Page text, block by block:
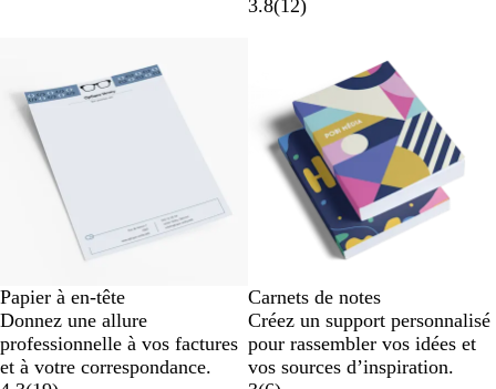
3.8(12)
Papier à en-tête
Donnez une allure
professionnelle à vos factures
et à votre correspondance.
Carnets de notes
Créez un support personnalisé
pour rassembler vos idées et
vos sources d’inspiration.